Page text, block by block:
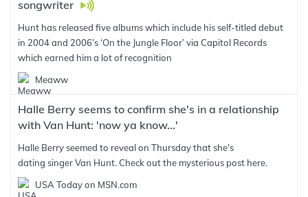
songwriter
Hunt has released five albums which include his self-titled debut
in 2004 and 2006’s ‘On the Jungle Floor’ via Capitol Records
which earned him a lot of recognition
Meaww
Halle Berry seems to confirm she's in a relationship
with Van Hunt: 'now ya know...'
Halle Berry seemed to reveal on Thursday that she's
dating singer Van Hunt. Check out the mysterious post here.
USA Today on MSN.com